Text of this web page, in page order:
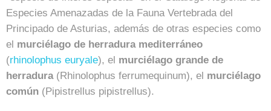
Especies Amenazadas de la Fauna Vertebrada del
Principado de Asturias, además de otras especies como
el murciélago de herradura mediterráneo
(rhinolophus euryale), el murciélago grande de
herradura(Rhinolophus ferrumequinum), el murciélago
común (Pipistrellus pipistrellus).